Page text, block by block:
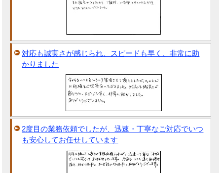
対応も誠実さが感じられ、スピードも早く、非常に助
かりました
2度目の業務依頼でしたが、迅速・丁寧なご対応でいつ
も安心してお任せしています